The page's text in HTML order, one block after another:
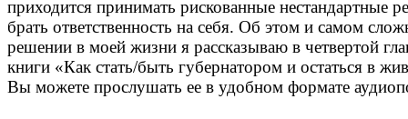
приходится принимать рискованные нестандартные
брать ответственность на себя. Об этом и самом
решении в моей жизни я рассказываю в четвертой
книги «Как стать/быть губернатором и остаться в
Вы можете прослушать ее в удобном формате